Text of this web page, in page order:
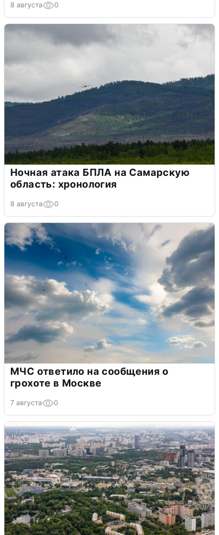
8 августа 0
Ночная атака БПЛА на Самарскую
область: хронология
8 августа 0
МЧС ответило на сообщения о
грохоте в Москве
7 августа 0